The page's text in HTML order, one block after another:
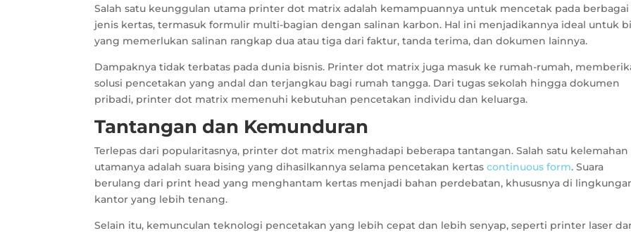
Salah satu keunggulan utama printer dot matrix adalah kemampuannya untuk mencetak pada berbagai
jenis kertas, termasuk formulir multi-bagian dengan salinan karbon. Hal ini menjadikannya ideal untuk
yang memerlukan salinan rangkap dua atau tiga dari faktur, tanda terima, dan dokumen lainnya.
Dampaknya tidak terbatas pada dunia bisnis. Printer dot matrix juga masuk ke rumah-rumah,
solusi pencetakan yang andal dan terjangkau bagi rumah tangga. Dari tugas sekolah hingga dokumen
pribadi, printer dot matrix memenuhi kebutuhan pencetakan individu dan keluarga.
Tantangan dan Kemunduran
Terlepas dari popularitasnya, printer dot matrix menghadapi beberapa tantangan. Salah satu kelemahan
utamanya adalah suara bising yang dihasilkannya selama pencetakan kertas continuous form. Suara
berulang dari print head yang menghantam kertas menjadi bahan perdebatan, khususnya di
kantor yang lebih tenang.
Selain itu, kemunculan teknologi pencetakan yang lebih cepat dan lebih senyap, seperti printer laser